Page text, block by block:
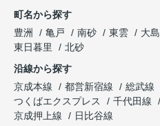
町名から探す
豊洲
亀戸 南砂 東雲 大島
東日暮里
北砂
沿線から探す
京成本線
都営新宿線 総武線
つくばエクスプレス
千代田線
京成押上線
日比谷線